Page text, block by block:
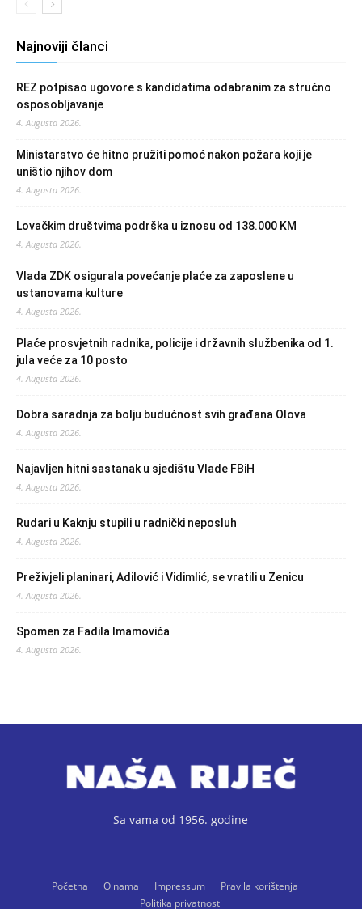
Najnoviji članci
REZ potpisao ugovore s kandidatima odabranim za stručno
osposobljavanje
4. Augusta 2026.
Ministarstvo će hitno pružiti pomoć nakon požara koji je
uništio njihov dom
4. Augusta 2026.
Lovačkim društvima podrška u iznosu od 138.000 KM
4. Augusta 2026.
Vlada ZDK osigurala povećanje plaće za zaposlene u
ustanovama kulture
4. Augusta 2026.
Plaće prosvjetnih radnika, policije i državnih službenika od 1.
jula veće za 10 posto
4. Augusta 2026.
Dobra saradnja za bolju budućnost svih građana Olova
4. Augusta 2026.
Najavljen hitni sastanak u sjedištu Vlade FBiH
4. Augusta 2026.
Rudari u Kaknju stupili u radnički neposluh
4. Augusta 2026.
Preživjeli planinari, Adilović i Vidimlić, se vratili u Zenicu
4. Augusta 2026.
Spomen za Fadila Imamovića
4. Augusta 2026.
Sa vama od 1956. godine
Početna O nama Impressum
Pravila korištenja
Politika privatnosti